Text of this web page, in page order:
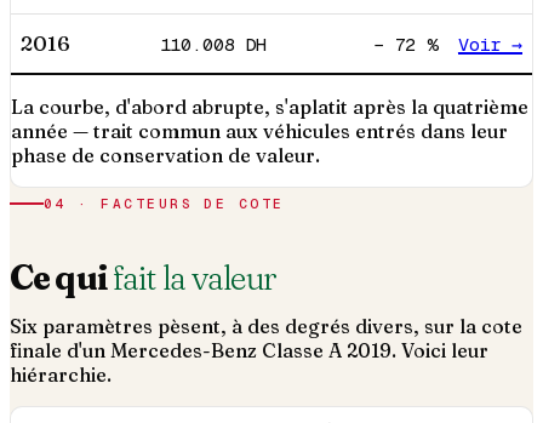
2016 110.008 DH − 72 % Voir →
La courbe, d'abord abrupte, s'aplatit après la quatrième
année — trait commun aux véhicules entrés dans leur
phase de conservation de valeur.
04 · FACTEURS DE COTE
Ce quifait la valeur
Six paramètres pèsent, à des degrés divers, sur la cote
finale d'un Mercedes-Benz Classe A 2019. Voici leur
hiérarchie.